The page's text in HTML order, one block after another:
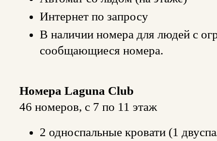
Интернет по запросу
В наличии номера для людей с
сообщающиеся номера.
Номера Laguna Club
46 номеров, с 7 по 11 этаж
2 односпальные кровати (1